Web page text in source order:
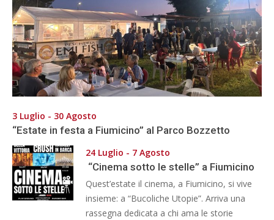
3 Luglio - 30 Agosto
“Estate in festa a Fiumicino” al Parco Bozzetto
24 Luglio - 7 Agosto
“Cinema sotto le stelle” a Fiumicino
Quest’estate il cinema, a Fiumicino, si vive
insieme: a “Bucoliche Utopie”. Arriva una
rassegna dedicata a chi ama le storie